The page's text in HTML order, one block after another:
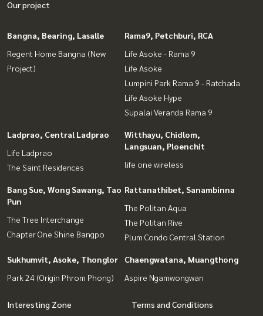
Our project
Bangna, Bearing, Lasalle
Regent Home Bangna (New
Project)
Rama9, Petchburi, RCA
Life Asoke - Rama 9
Life Asoke
Lumpini Park Rama 9 - Ratchada
Life Asoke Hype
Supalai Veranda Rama 9
Ladprao, Central Ladprao
Life Ladprao
The Saint Residences
Witthayu, Chidlom,
Langsuan, Ploenchit
life one wireless
Bang Sue, Wong Sawang, Tao
Pun
The Tree Interchange
Chapter One Shine Bangpo
Rattanathibet, Sanambinna
The Politan Aqua
The Politan Rive
Plum Condo Central Station
Sukhumvit, Asoke, Thonglor
Park 24 (Origin Phrom Phong)
Chaengwatana, Muangthong
Aspire Ngamwongwan
Interesting Zone
Terms and Conditions